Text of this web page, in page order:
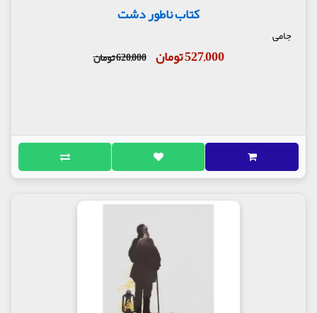
کتاب ناطور دشت
جامی
527,000 تومان 620,000 تومان